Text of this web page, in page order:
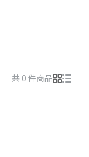
共 0 件商品